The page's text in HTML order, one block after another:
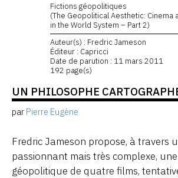
Fictions géopolitiques
(The Geopolitical Aesthetic: Cinema
in the World System – Part 2)
Auteur(s) : Fredric Jameson
Éditeur : Capricci
Date de parution : 11 mars 2011
192 page(s)
UN PHILOSOPHE
par Pierre Eugène
Fredric Jameson propose, à travers
passionnant mais très complexe,
géopolitique de quatre films,